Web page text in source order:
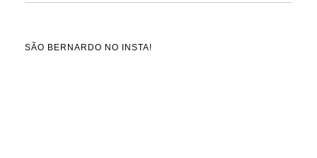
SÃO BERNARDO NO INSTA!